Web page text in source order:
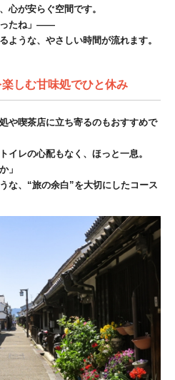
心が安らぐ空間です。
ったね」――
ような、やさしい時間が流れます。
楽しむ甘味処でひと休み
や喫茶店に立ち寄るのもおすすめで
イレの心配もなく、ほっと一息。
」
な、“旅の余白”を大切にしたコース